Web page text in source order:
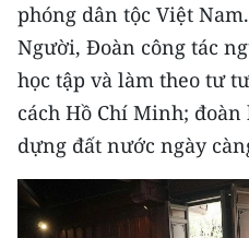
Media Thế giới
Media Thể thao
Media Giáo dục
Media Khoa học - Công
phóng dân tộc Việt
Người, Đoàn công tác
học tập và làm theo tư
cách Hồ Chí Minh;
dựng đất nước ngày